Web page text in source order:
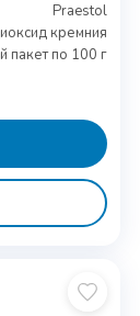
Praestol
кремния
пакет по 100 г